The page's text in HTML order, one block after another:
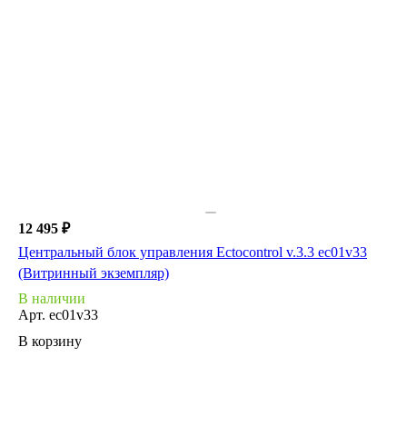
12 495 ₽
Центральный блок управления Ectocontrol v.3.3 ec01v33
(Витринный экземпляр)
В наличии
Арт. ec01v33
В корзину